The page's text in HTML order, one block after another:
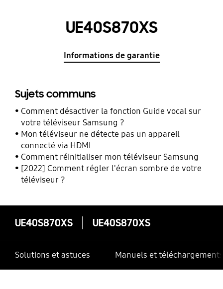
UE40S870XS
Informations de garantie
Sujets communs
Comment désactiver la fonction Guide vocal sur
votre téléviseur Samsung ?
Mon téléviseur ne détecte pas un appareil
connecté via HDMI
Comment réinitialiser mon téléviseur Samsung
[2022] Comment régler l'écran sombre de votre
téléviseur ?
UE40S870XS UE40S870XS
Solutions et astuces Manuels et téléchargements